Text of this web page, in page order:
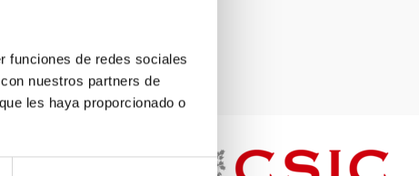
funciones de redes sociales
nuestros partners de
les haya proporcionado o